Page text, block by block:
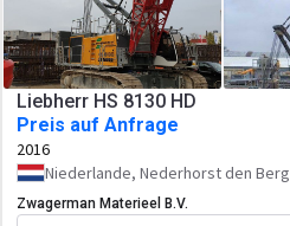
Liebherr HS 8130 HD
Preis auf Anfrage
2016
Niederlande, Nederhorst den Berg
Zwagerman Materieel B.V.